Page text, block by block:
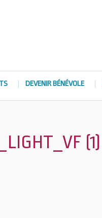
DEVENIR BÉNÉVOLE
(1)